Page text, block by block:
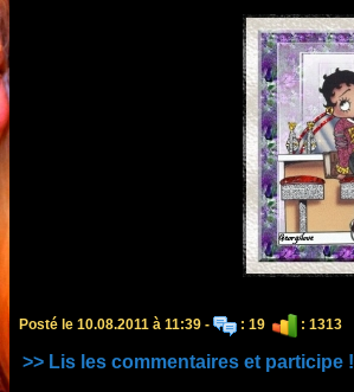
Posté le 10.08.2011 à 11:39 - : 19 : 1313
>> Lis les commentaires et participe !